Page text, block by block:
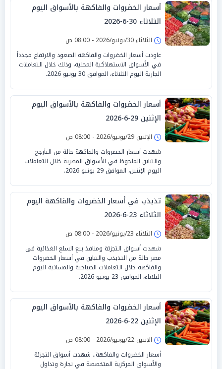
أسعار الخضروات والفاكهة بالأسواق اليوم
الثلاثاء 30-6-2026
الثلاثاء 30/يونيو/2026 - 08:00 ص
عاودت أسعار الخضروات والفاكهة الصعود والارتفاع مجدداً
في الأسواق الاستهلاكية المحلية، وذلك خلال التعاملات
الجارية اليوم الثلاثاء، الموافق 30 يونيو 2026.
أسعار الخضروات والفاكهة بالأسواق اليوم
الإثنين 29-6-2026
الإثنين 29/يونيو/2026 - 08:00 ص
شهدت أسعار الخضروات والفاكهة حالة من التأرجح
والتباين الملحوظ في الأسواق المصرية خلال التعاملات
اليوم الإثنين، الموافق 29 يونيو 2026.
تذبذب في أسعار الخضروات والفاكهة اليوم
الثلاثاء 23-6-2026
الثلاثاء 23/يونيو/2026 - 08:00 ص
شهدت أسواق التجزئة ومنافذ بيع السلع الغذائية في
مصر حالة من التذبذب والتباين في أسعار الخضروات
والفاكهة خلال التعاملات الصباحية والمسائية اليوم
الثلاثاء، الموافق 23 يونيو 2026.
أسعار الخضروات والفاكهة بالأسواق اليوم
الإثنين 22-6-2026
الإثنين 22/يونيو/2026 - 08:00 ص
أسعار الخضروات والفاكهة.. شهدت أسواق التجزئة
والأسواق المركزية المتخصصة في تجارة وتداول